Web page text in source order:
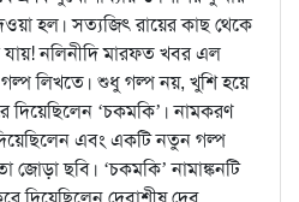
হল। সত্যজিৎ রায়ের কাছ থেকে
নলিনীদি মারফত খবর এল
লিখতে। শুধু গল্প নয়, খুশি হয়ে
‘চকমকি’। নামকরণ
এবং একটি নতুন গল্প
জোড়া ছবি। ‘চকমকি’ নামাঙ্কনটি